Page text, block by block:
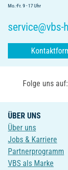
Mo.-Fr. 9 - 17 Uhr
service@vbs-
Folge uns auf:
ÜBER UNS
Über uns
Jobs & Karriere
Partnerprogramm
VBS als Marke